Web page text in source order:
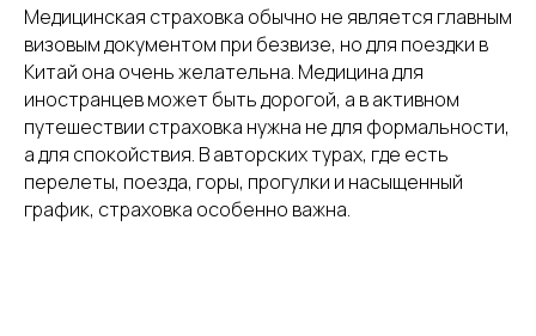
Медицинская страховка обычно не является главным
визовым документом при безвизе, но для поездки в
Китай она очень желательна. Медицина для
иностранцев может быть дорогой, а в активном
путешествии страховка нужна не для формальности,
а для спокойствия. В авторских турах, где есть
перелеты, поезда, горы, прогулки и насыщенный
график, страховка особенно важна.